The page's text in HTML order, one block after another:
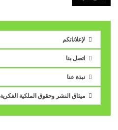
لإعلاناتكم
اتصل بنا
نبذة عنا
ميثاق النشر وحقوق الملكية الفكرية